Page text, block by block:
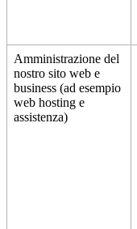
Amministrazione del
nostro sito web e
business (ad esempio
web hosting e
assistenza)